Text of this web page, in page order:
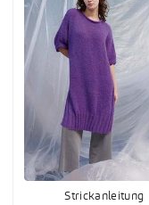
Strickanleitung